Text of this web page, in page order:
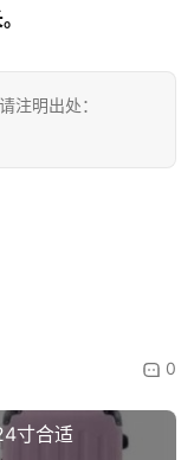
注明出处：
0
寸合适